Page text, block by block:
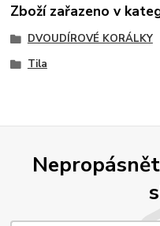
Zboží zařazeno v
DVOUDÍROVÉ KORÁLKY
Tila